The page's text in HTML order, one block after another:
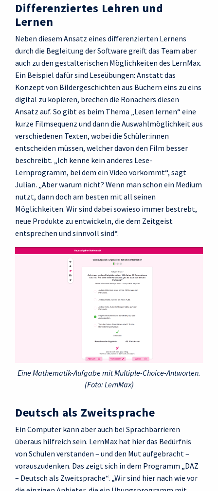
Differenziertes Lehren und
Lernen
Neben diesem Ansatz eines differenzierten Lernens
durch die Begleitung der Software greift das Team aber
auch zu den gestalterischen Möglichkeiten des LernMax.
Ein Beispiel dafür sind Leseübungen: Anstatt das
Konzept von Bildergeschichten aus Büchern eins zu eins
digital zu kopieren, brechen die Ronachers diesen
Ansatz auf. So gibt es beim Thema „Lesen lernen“ eine
kurze Filmsequenz und dann die Auswahlmöglichkeit aus
verschiedenen Texten, wobei die Schüler:innen
entscheiden müssen, welcher davon den Film besser
beschreibt. „Ich kenne kein anderes Lese-
Lernprogramm, bei dem ein Video vorkommt“, sagt
Julian. „Aber warum nicht? Wenn man schon ein Medium
nutzt, dann doch am besten mit all seinen
Möglichkeiten. Wir sind dabei sowieso immer bestrebt,
neue Produkte zu entwickeln, die dem Zeitgeist
entsprechen und sinnvoll sind“.
Eine Mathematik-Aufgabe mit Multiple-Choice-Antworten.
(Foto: LernMax)
Deutsch als Zweitsprache
Ein Computer kann aber auch bei Sprachbarrieren
überaus hilfreich sein. LernMax hat hier das Bedürfnis
von Schulen verstanden – und den Mut aufgebracht –
vorauszudenken. Das zeigt sich in dem Programm „DAZ
– Deutsch als Zweitsprache“. „Wir sind hier nach wie vor